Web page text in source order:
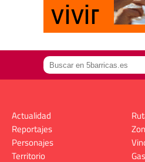
Actualidad
Reportajes
Personajes
Territorio